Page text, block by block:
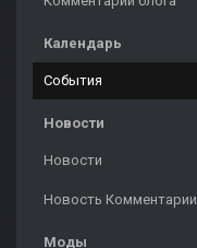
Календарь
События
Новости
Новости
Новость Комментарии
Моды